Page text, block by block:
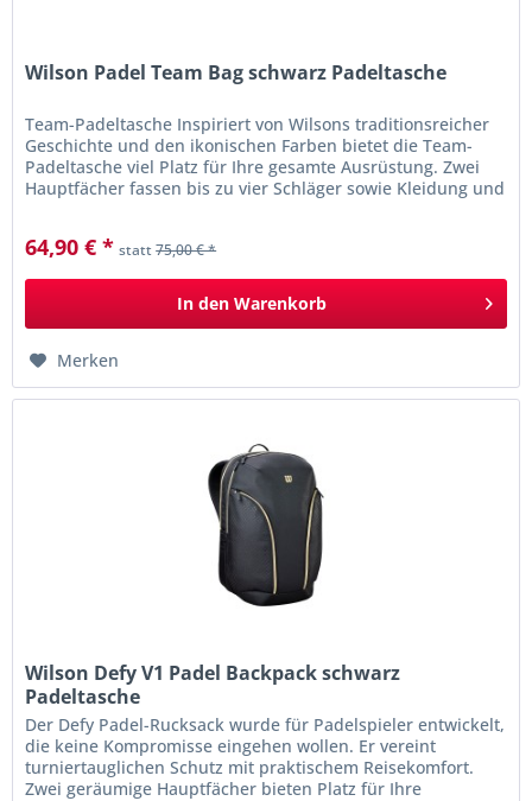
Wilson Padel Team Bag schwarz Padeltasche
Team-Padeltasche Inspiriert von Wilsons traditionsreicher
Geschichte und den ikonischen Farben bietet die Team-
Padeltasche viel Platz für Ihre gesamte Ausrüstung. Zwei
Hauptfächer fassen bis zu vier Schläger sowie Kleidung und
64,90 € * statt75,00 € *
In den Warenkorb
Merken
Wilson Defy V1 Padel Backpack schwarz
Padeltasche
Der Defy Padel-Rucksack wurde für Padelspieler entwickelt,
die keine Kompromisse eingehen wollen. Er vereint
turniertauglichen Schutz mit praktischem Reisekomfort.
Zwei geräumige Hauptfächer bieten Platz für Ihre